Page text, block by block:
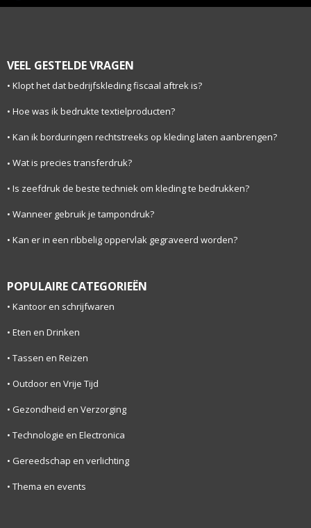
VEEL GESTELDE VRAGEN
Klopt het dat bedrijfskleding fiscaal aftrek is?
Hoe was ik bedrukte textielproducten?
Kan ik borduringen rechtstreeks op kleding laten aanbrengen?
Wat is precies transferdruk?
Is zeefdruk de beste techniek om kleding te bedrukken?
Wanneer gebruik je tampondruk?
Kan er in een ribbelig oppervlak gegraveerd worden?
POPULAIRE CATEGORIEËN
Kantoor en schrijfwaren
Eten en Drinken
Tassen en Reizen
Outdoor en Vrije Tijd
Gezondheid en Verzorging
Technologie en Electronica
Gereedschap en verlichting
Thema en events